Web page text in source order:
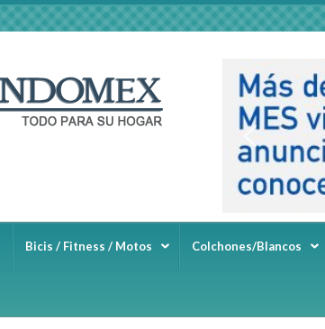
Bicis / Fitness / Motos Colchones/Blancos